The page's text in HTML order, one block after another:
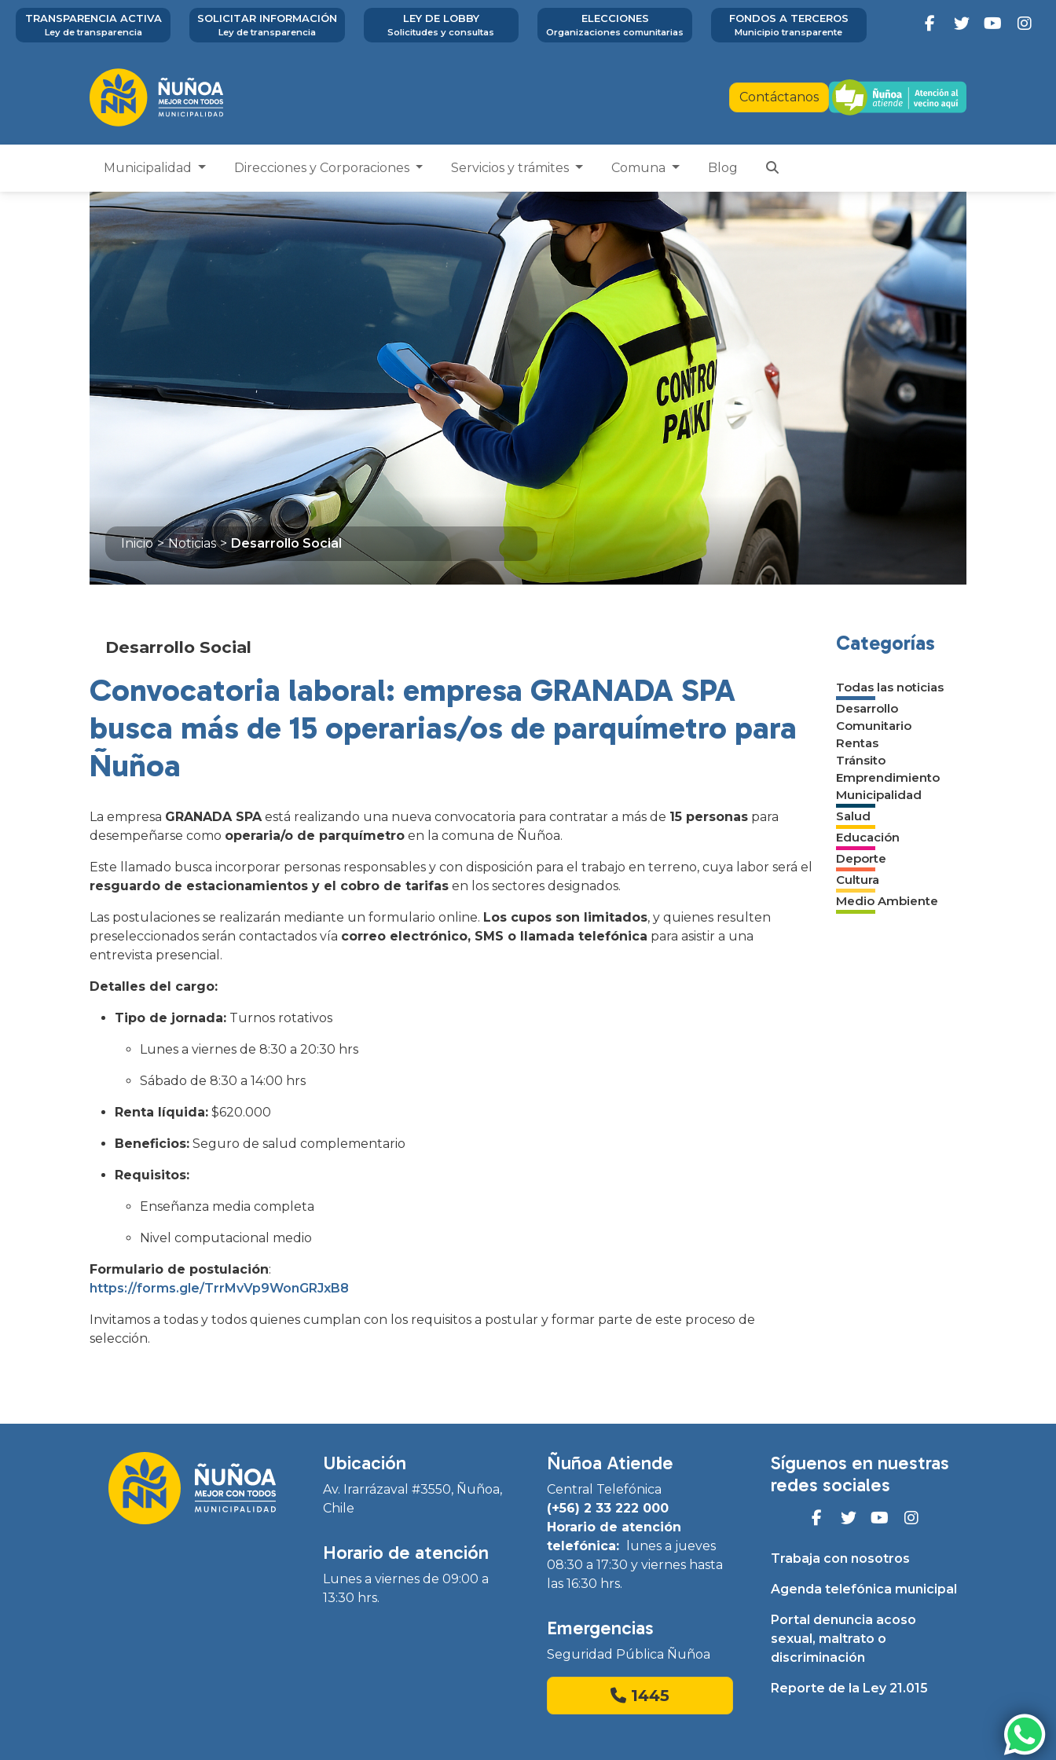
TRANSPARENCIA ACTIVA
Ley de transparencia
SOLICITAR INFORMACIÓN
Ley de transparencia
LEY DE LOBBY
Solicitudes y consultas
ELECCIONES
Organizaciones comunitarias
FONDOS A TERCEROS
Municipio transparente
Contáctanos
Municipalidad Direcciones y Corporaciones Servicios y trámites Comuna Blog
Inicio > Noticias > Desarrollo Social
Desarrollo Social
Convocatoria laboral: empresa GRANADA SPA
busca más de 15 operarias/os de parquímetro para
Ñuñoa
La empresa GRANADA SPAestá realizando una nueva convocatoria para contratar a más de 15 personas para
desempeñarse como operaria/o de parquímetro en la comuna de Ñuñoa.
Este llamado busca incorporar personas responsables y con disposición para el trabajo en terreno, cuya labor será el
resguardo de estacionamientos y el cobro de tarifas en los sectores designados.
Las postulaciones se realizarán mediante un formulario online. Los cupos son limitados, y quienes resulten
preseleccionados serán contactados vía correo electrónico, SMS o llamada telefónica para asistir a una
entrevista presencial.
Detalles del cargo:
Tipo de jornada: Turnos rotativos
Lunes a viernes de 8:30 a 20:30 hrs
Sábado de 8:30 a 14:00 hrs
Renta líquida: $620.000
Beneficios: Seguro de salud complementario
Requisitos:
Enseñanza media completa
Nivel computacional medio
Formulario de postulación:
https://forms.gle/TrrMvVp9WonGRJxB8
Invitamos a todas y todos quienes cumplan con los requisitos a postular y formar parte de este proceso de
selección.
Categorías
Todas las noticias
Desarrollo
Comunitario
Rentas
Tránsito
Emprendimiento
Municipalidad
Salud
Educación
Deporte
Cultura
Medio Ambiente
Ubicación
Av. Irarrázaval #3550, Ñuñoa,
Chile
Horario de atención
Lunes a viernes de 09:00 a
13:30 hrs.
Ñuñoa Atiende
Central Telefónica
(+56) 2 33 222 000
Horario de atención
telefónica:
lunes a jueves
08:30 a 17:30 y viernes hasta
las 16:30 hrs.
Emergencias
Seguridad Pública Ñuñoa
1445
Síguenos en nuestras
redes sociales
Trabaja con nosotros
Agenda telefónica municipal
Portal denuncia acoso
sexual, maltrato o
discriminación
Reporte de la Ley 21.015